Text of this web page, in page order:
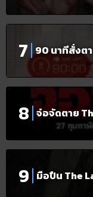
90 นาทีสั่งต
จ๋อจัดตาย
มือปืน The